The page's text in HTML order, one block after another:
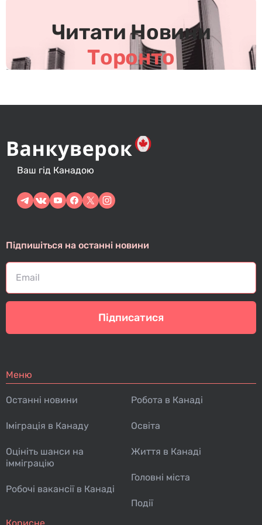
Читати Новини
Торонто
Ваш гід Канадою
Підпишіться на останні новини
Підписатися
Меню
Останні новини
Іміграція в Канаду
Оцініть шанси на
імміграцію
Робочі вакансії в Канаді
Робота в Канаді
Освіта
Життя в Канаді
Головні міста
Події